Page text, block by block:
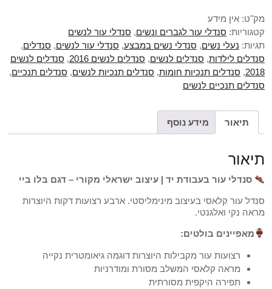
מק"ט: אין מידע
קטגוריות: סנדלי עור לגברים ונשים, סנדלי עור לנשים
תגיות: נעלי נשים, סנדלי נשים במבצע, סנדלי עור לנשים, סנדלים,
סנדלים לילדות, סנדלים לנשים, סנדלים לנשים 2016 , סנדלים לנשים
2018
, סנדלים תנכיות חומות, סנדלים תנכיות לנשים, סנדלים תנכיים,
סנדלים תנכיים לנשים
תיאור מידע נוסף
תיאור
סנדלי עור בעבודת יד | עיצוב ישראלי מקורי – דגם בלו ביי
סנדל עור קלאסי בעיצוב מינימליסטי. ארבע רצועות דקות היוצרות
מראה נקי ואלגנטי.
מאפיינים בולטים:
רצועות עור מקבילות היוצרות דוגמה גיאומטרית נקייה
מראה קלאסי המשלב מסורת ומודרניות
תפירה היקפית מסורתית